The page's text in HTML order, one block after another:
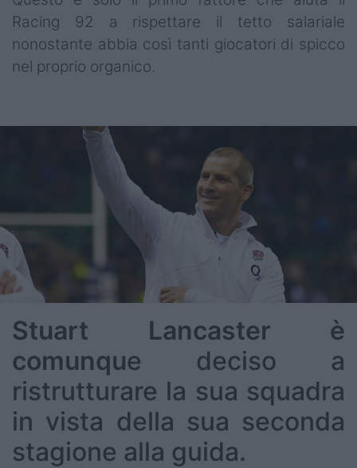
Racing 92 a rispettare il tetto salariale
nonostante abbia così tanti giocatori di spicco
nel proprio organico.
Stuart Lancaster è
comunque deciso a
ristrutturare la sua squadra
in vista della sua seconda
stagione alla guida.